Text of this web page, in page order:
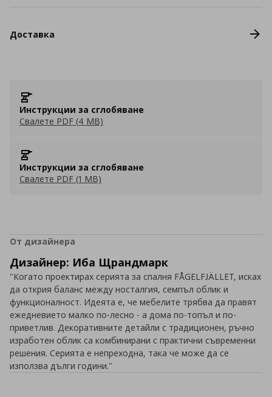
Доставка
Инструкции за сглобяване
Свалете PDF (4 MB)
Инструкции за сглобяване
Свалете PDF (1 MB)
От дизайнера
Дизайнер: Иба Щрандмарк
"Когато проектирах серията за спалня FÅGELFJÄLLET, исках
да открия баланс между носталгия, семпъл облик и
функционалност. Идеята е, че мебелите трябва да правят
ежедневието малко по-лесно - а дома по-топъл и по-
приветлив. Декоративните детайли с традиционен, ръчно
изработен облик са комбинирани с практични съвременни
решения. Серията е непреходна, така че може да се
използва дълги години."